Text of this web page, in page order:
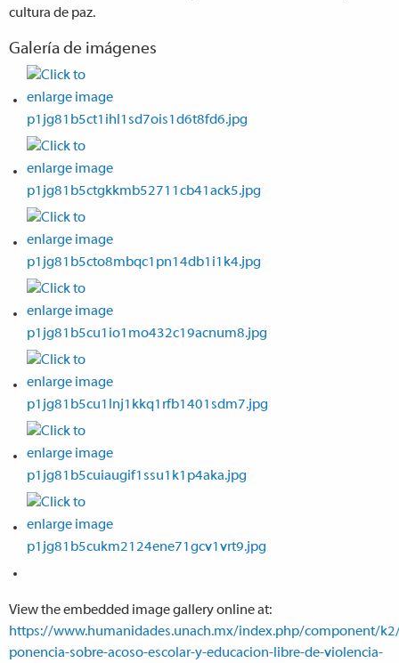
cultura de paz.
Galería de imágenes
View the embedded image gallery online at:
https://www.humanidades.unach.mx/index.php/component/
ponencia-sobre-acoso-escolar-y-educacion-libre-de-violencia-